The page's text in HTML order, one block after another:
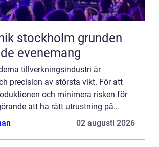
grunden
evenemang
tillverkningsindustri är
precision av största vikt. För att
och minimera risken för
att ha rätt utrustning på
nyckel...
02 augusti 2026